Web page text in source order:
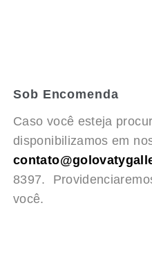
Sob Encomenda
Caso você esteja
disponibilizamos em
8397.
você.